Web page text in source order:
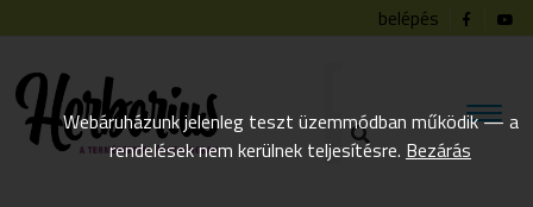
belépés
Webáruházunk jelenleg teszt üzemmódban működik — a
rendelések nem kerülnek teljesítésre. Bezárás